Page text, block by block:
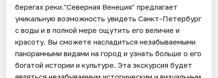
берегах реки."Северная Венеция" предлагает
уникальную возможность увидеть Санкт-Петербург
с воды и в полной мере ощутить его величие и
красоту. Вы сможете насладиться незабываемыми
панорамными видами на город и узнать больше о его
богатой истории и культуре. Эта экскурсия будет